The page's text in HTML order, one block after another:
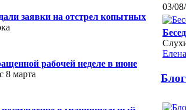
заявки на отстрел копытных
рабочей неделе в июне
8 марта
03/